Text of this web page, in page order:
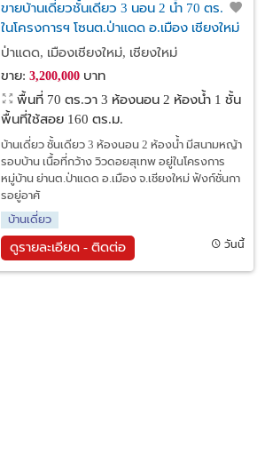
ขายบ้านเดี่ยวชั้นเดียว 3 นอน 2 น้ำ 70 ตร.วา
ในโครงการฯ โซนต.ป่าแดด อ.เมือง เชียงใหม่
ใกล้ห้าง Big-C แม่เหียะ
ป่าแดด, เมืองเชียงใหม่, เชียงใหม่
ขาย: 3,200,000บาท
พื้นที่ 70 ตร.วา 3 ห้องนอน 2 ห้องน้ำ 1 ชั้น
พื้นที่ใช้สอย 160 ตร.ม.
บ้านเดี่ยว ชั้นเดียว 3 ห้องนอน 2 ห้องน้ำ มีสนามหญ้า
รอบบ้าน เนื้อที่กว้าง วิวดอยสุเทพ อยู่ในโครงการ
หมู่บ้าน ย่านต.ป่าแดด อ.เมือง จ.เชียงใหม่ ฟังก์ชั่นกา
รอยู่อาศั
บ้านเดี่ยว
ดูรายละเอียด - ติดต่อ วันนี้